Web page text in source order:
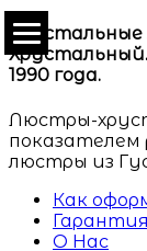
1990 года.
Люстры-
показателем
люстры из
Как
Гарантия
О Нас